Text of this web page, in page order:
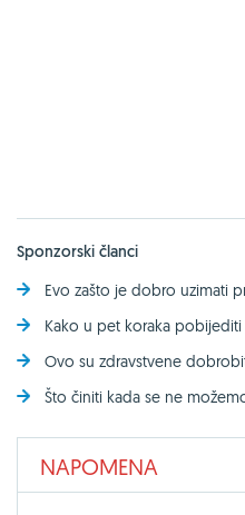
Sponzorski članci
Evo zašto je dobro uzimati
Kako u pet koraka
Ovo su zdravstvene
Što činiti kada se ne
NAPOMENA